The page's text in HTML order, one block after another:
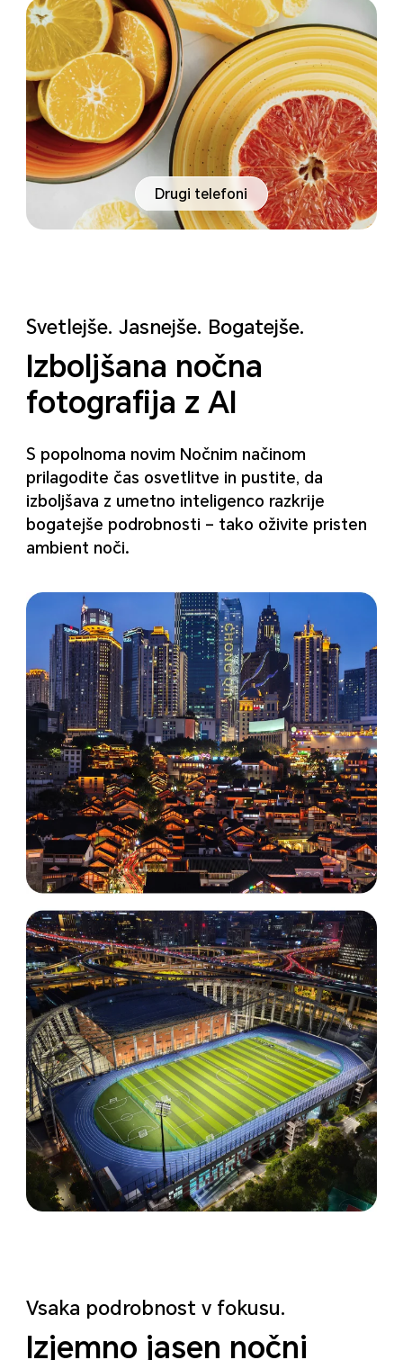
Drugi telefoni
Svetlejše. Jasnejše. Bogatejše.
Izboljšana nočna
fotografija z AI
S popolnoma novim Nočnim načinom
prilagodite čas osvetlitve in pustite, da
izboljšava z umetno inteligenco razkrije
bogatejše podrobnosti – tako oživite pristen
ambient noči.
Vsaka podrobnost v fokusu.
Izjemno jasen nočni